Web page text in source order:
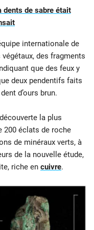
dents de sabre était
internationale de
des fragments
que des feux y
deux pendentifs faits
d’ours brun.
la plus
200 éclats de roche
de minéraux verts, à
de la nouvelle étude,
riche en cuivre.